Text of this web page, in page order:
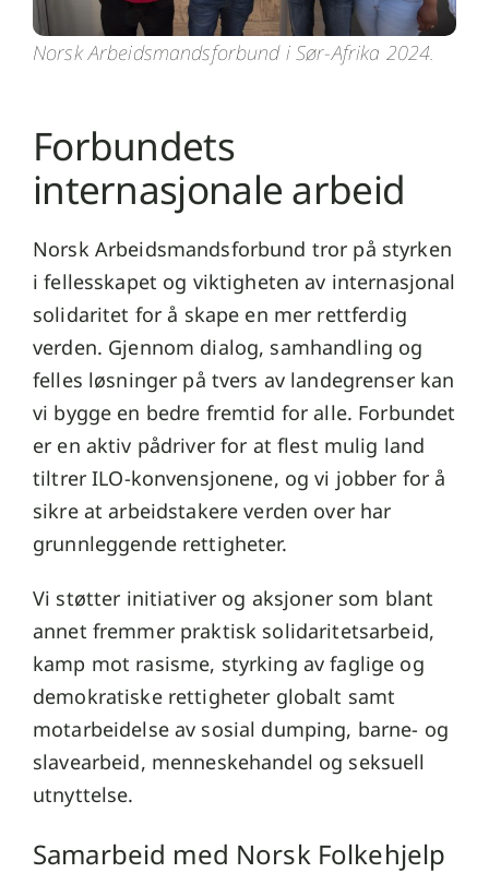
Norsk Arbeidsmandsforbund i Sør-Afrika 2024.
Forbundets
internasjonale arbeid
Norsk Arbeidsmandsforbund tror på styrken
i fellesskapet og viktigheten av internasjonal
solidaritet for å skape en mer rettferdig
verden. Gjennom dialog, samhandling og
felles løsninger på tvers av landegrenser kan
vi bygge en bedre fremtid for alle. Forbundet
er en aktiv pådriver for at flest mulig land
tiltrer ILO-konvensjonene, og vi jobber for å
sikre at arbeidstakere verden over har
grunnleggende rettigheter.
Vi støtter initiativer og aksjoner som blant
annet fremmer praktisk solidaritetsarbeid,
kamp mot rasisme, styrking av faglige og
demokratiske rettigheter globalt samt
motarbeidelse av sosial dumping, barne- og
slavearbeid, menneskehandel og seksuell
utnyttelse.
Samarbeid med Norsk Folkehjelp